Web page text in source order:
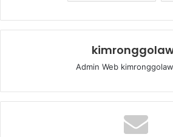
Admin Web